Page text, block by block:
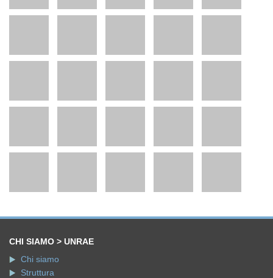
CHI SIAMO > UNRAE
Chi siamo
Struttura